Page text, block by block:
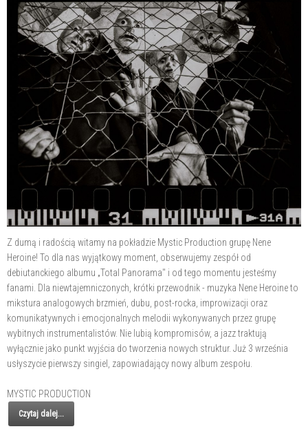
Z dumą i radością witamy na pokładzie Mystic Production grupę Nene
Heroine! To dla nas wyjątkowy moment, obserwujemy zespół od
debiutanckiego albumu „Total Panorama" i od tego momentu jesteśmy
fanami. Dla niewtajemniczonych, krótki przewodnik - muzyka Nene Heroine to
mikstura analogowych brzmień, dubu, post-rocka, improwizacji oraz
komunikatywnych i emocjonalnych melodii wykonywanych przez grupę
wybitnych instrumentalistów. Nie lubią kompromisów, a jazz traktują
wyłącznie jako punkt wyjścia do tworzenia nowych struktur. Już 3 września
usłyszycie pierwszy singiel, zapowiadający nowy album zespołu.
MYSTIC PRODUCTION
Czytaj dalej...